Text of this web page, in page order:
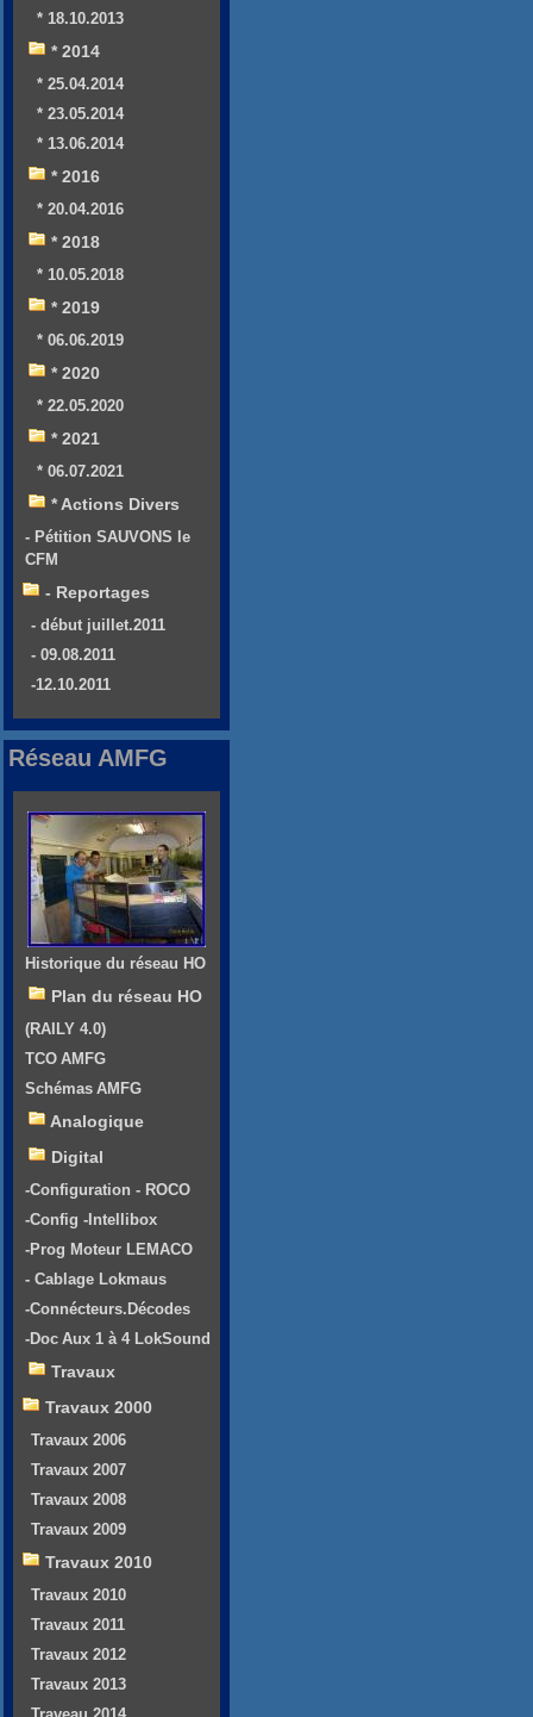
* 18.10.2013
* 2014
* 25.04.2014
* 23.05.2014
* 13.06.2014
* 2016
* 20.04.2016
* 2018
* 10.05.2018
* 2019
* 06.06.2019
* 2020
* 22.05.2020
* 2021
* 06.07.2021
* Actions Divers
- Pétition SAUVONS le
CFM
- Reportages
- début juillet.2011
- 09.08.2011
-12.10.2011
Réseau AMFG
Historique du réseau HO
Plan du réseau HO
(RAILY 4.0)
TCO AMFG
Schémas AMFG
Analogique
Digital
-Configuration - ROCO
-Config -Intellibox
-Prog Moteur LEMACO
- Cablage Lokmaus
-Connécteurs.Décodes
-Doc Aux 1 à 4 LokSound
Travaux
Travaux 2000
Travaux 2006
Travaux 2007
Travaux 2008
Travaux 2009
Travaux 2010
Travaux 2010
Travaux 2011
Travaux 2012
Travaux 2013